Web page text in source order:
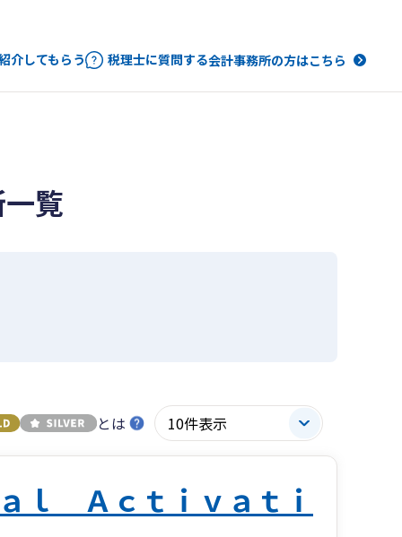
介してもらう 税理士に質問する会計事務所の方はこちら
覧
とは
ｌ Ａｃｔｉｖａｔｉ